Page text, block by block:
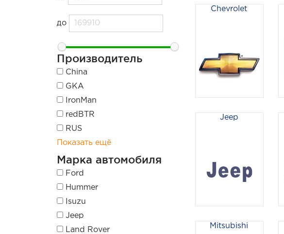
до
Производитель
China
GKA
IronMan
redBTR
RUS
Показать ещё
Марка автомобиля
Ford
Hummer
Isuzu
Jeep
Land Rover
Chevrolet
Jeep
Mitsubishi